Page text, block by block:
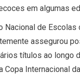
em algumas
Nacional de Escolas
assegurou
títulos ao longo
Copa Internacional